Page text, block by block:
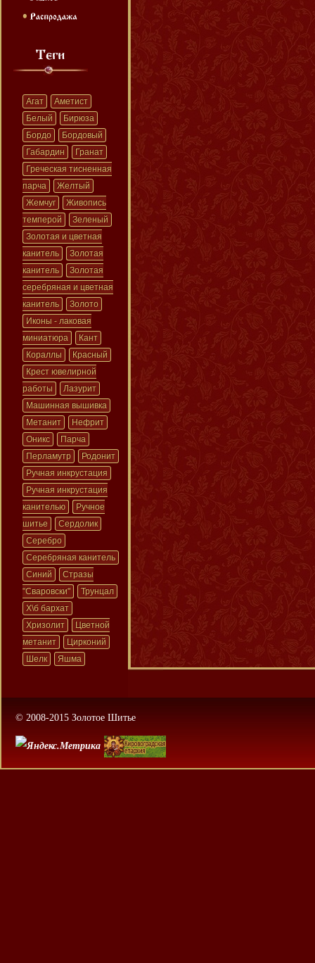
Агат
Аметист
Белый
Бирюза
Бордо
Бордовый
Габардин
Гранат
Греческая тисненная
парча
Желтый
Жемчуг
Живопись
темперой
Зеленый
Золотая и цветная
канитель
Золотая
канитель
Золотая
серебряная и цветная
канитель
Золото
Иконы - лаковая
миниатюра
Кант
Кораллы
Красный
Крест ювелирной
работы
Лазурит
Машинная вышивка
Метанит
Нефрит
Оникс
Парча
Перламутр
Родонит
Ручная инкрустация
Ручная инкрустация
канителью
Ручное
шитье
Сердолик
Серебро
Серебряная канитель
Синий
Стразы
"Сваровски"
Трунцал
Х\б бархат
Хризолит
Цветной
метанит
Цирконий
Шелк
Яшма
© 2008-2015 Золотое Шитье